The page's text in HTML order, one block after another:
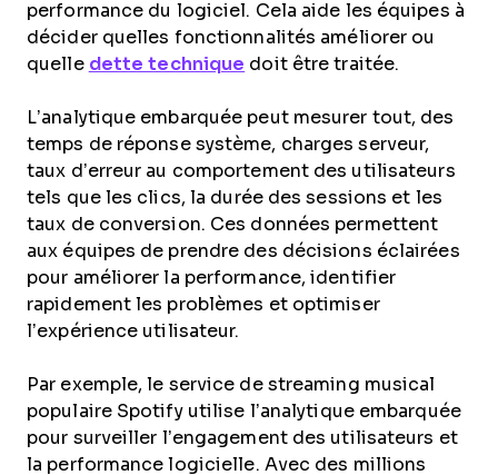
performance du logiciel. Cela aide les équipes à
décider quelles fonctionnalités améliorer ou
quelle dette technique doit être traitée.
L’analytique embarquée peut mesurer tout, des
temps de réponse système, charges serveur,
taux d’erreur au comportement des utilisateurs
tels que les clics, la durée des sessions et les
taux de conversion. Ces données permettent
aux équipes de prendre des décisions éclairées
pour améliorer la performance, identifier
rapidement les problèmes et optimiser
l’expérience utilisateur.
Par exemple, le service de streaming musical
populaire Spotify utilise l’analytique embarquée
pour surveiller l’engagement des utilisateurs et
la performance logicielle. Avec des millions